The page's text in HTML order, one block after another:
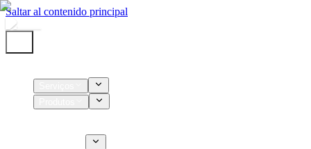
Saltar al contenido principal